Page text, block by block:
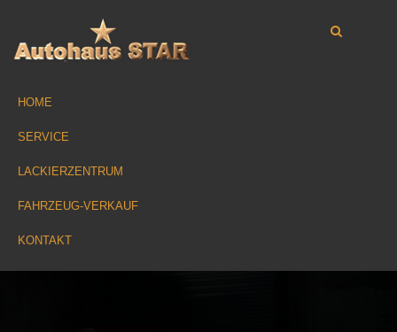
HOME
SERVICE
LACKIERZENTRUM
FAHRZEUG-VERKAUF
KONTAKT